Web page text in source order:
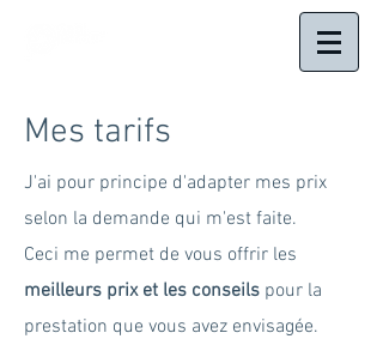
Mes tarifs
J'ai pour principe d'adapter mes prix
selon la demande qui m'est faite.
Ceci me permet de vous offrir les
meilleurs prix et les conseils pour la
prestation que vous avez envisagée.